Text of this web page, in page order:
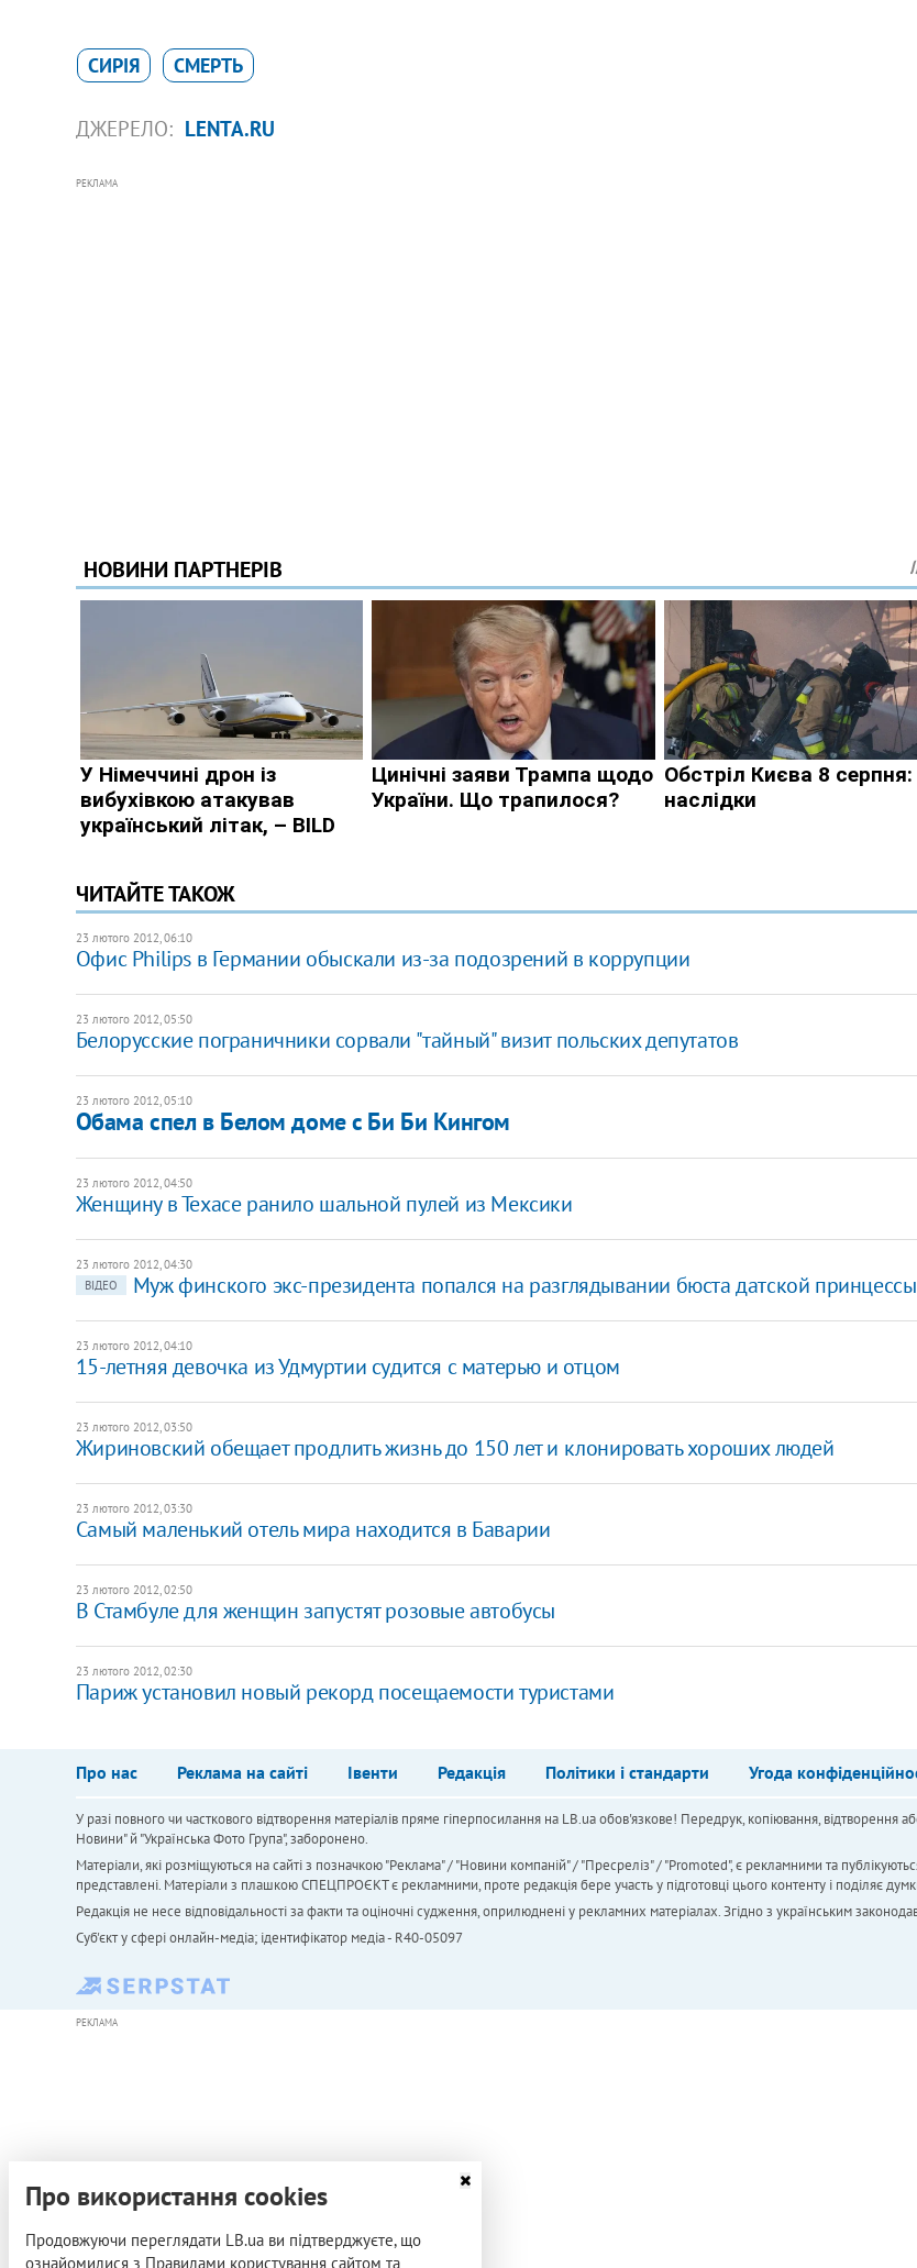
СИРІЯ СМЕРТЬ
ДЖЕРЕЛО: LENTA.RU
РЕКЛАМА
ЧИТАЙТЕ ТАКОЖ
23 лютого 2012, 06:10
Офис Philips в Германии обыскали из-за подозрений в коррупции
23 лютого 2012, 05:50
Белорусские пограничники сорвали "тайный" визит польских депутатов
23 лютого 2012, 05:10
Обама спел в Белом доме c Би Би Кингом
23 лютого 2012, 04:50
Женщину в Техасе ранило шальной пулей из Мексики
23 лютого 2012, 04:30
ВІДЕО
Муж финского экс-президента попался на разглядывании бюста датской принцессы
23 лютого 2012, 04:10
15-летняя девочка из Удмуртии судится с матерью и отцом
23 лютого 2012, 03:50
Жириновский обещает продлить жизнь до 150 лет и клонировать хороших людей
23 лютого 2012, 03:30
Самый маленький отель мира находится в Баварии
23 лютого 2012, 02:50
В Стамбуле для женщин запустят розовые автобусы
23 лютого 2012, 02:30
Париж установил новый рекорд посещаемости туристами
Про нас Реклама на сайті Івенти Редакція Політики і стандарти Угода
У разі повного чи часткового відтворення матеріалів пряме гіперпосилання на LB.ua обов'язкове! Передрук, копіювання, відтворення
Новини" й "Українська Фото Група", заборонено.
Матеріали, які розміщуються на сайті з позначкою "Реклама" / "Новини компаній" / "Пресреліз" / "Promoted", є рекламними та
представлені. Матеріали з плашкою СПЕЦПРОЄКТ є рекламними, проте редакція бере участь у підготовці цього контенту і поділяє
Редакція не несе відповідальності за факти та оціночні судження, оприлюднені у рекламних матеріалах. Згідно з українським
Cуб'єкт у сфері онлайн-медіа; ідентифікатор медіа - R40-05097
РЕКЛАМА
Про використання cookies
Продовжуючи переглядати LB.ua ви підтверджуєте, що
ознайомилися з Правилами користування сайтом та